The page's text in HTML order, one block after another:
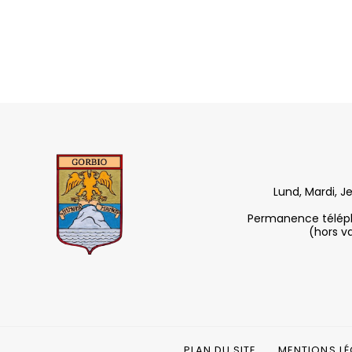
Lund, Mardi,
Permanence
(hors